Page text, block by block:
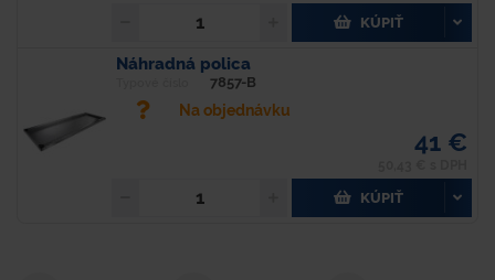
KÚPIŤ
Náhradná polica
7857-B
Na objednávku
41 €
KÚPIŤ